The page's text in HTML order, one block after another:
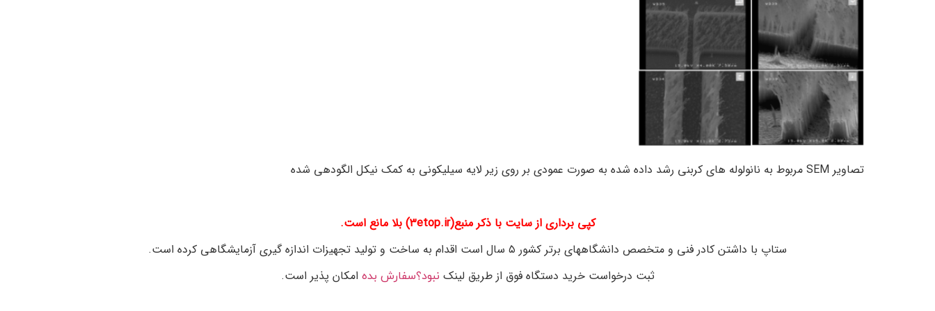
تصاویر SEM مربوط به نانولوله های کربنی رشد داده شده به صورت عمودی بر روی زیر لایه سیلیکونی به کمک نیکل الگودهی شده
کپی برداری از سایت با ذکر منبع(۳etop.ir) بلا مانع است.
ستاپ با داشتن کادر فنی و متخصص دانشگاههای برتر کشور ۵ سال است اقدام به ساخت و تولید تجهیزات اندازه گیری آزمایشگاهی کرده است.
ثبت درخواست خرید دستگاه فوق از طریق لینک نبود؟سفارش بده امکان پذیر است.